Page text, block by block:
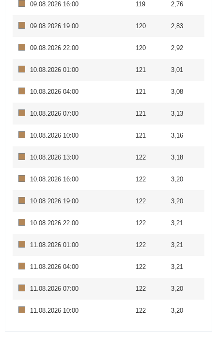
09.08.2026 16:00 119 2,76
09.08.2026 19:00 120 2,83
09.08.2026 22:00 120 2,92
10.08.2026 01:00 121 3,01
10.08.2026 04:00 121 3,08
10.08.2026 07:00 121 3,13
10.08.2026 10:00 121 3,16
10.08.2026 13:00 122 3,18
10.08.2026 16:00 122 3,20
10.08.2026 19:00 122 3,20
10.08.2026 22:00 122 3,21
11.08.2026 01:00 122 3,21
11.08.2026 04:00 122 3,21
11.08.2026 07:00 122 3,20
11.08.2026 10:00 122 3,20